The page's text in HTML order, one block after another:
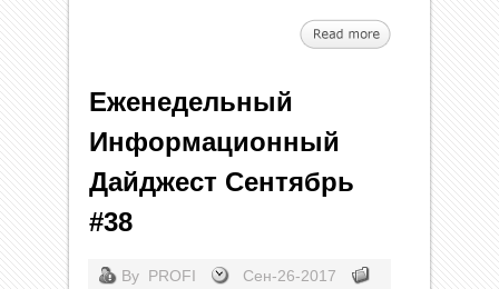
Еженедельный
Информационный
Дайджест Сентябрь
#38
By PROFI
Сен-26-2017